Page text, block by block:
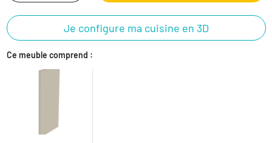
Je configure ma cuisine en 3D
Ce meuble comprend :